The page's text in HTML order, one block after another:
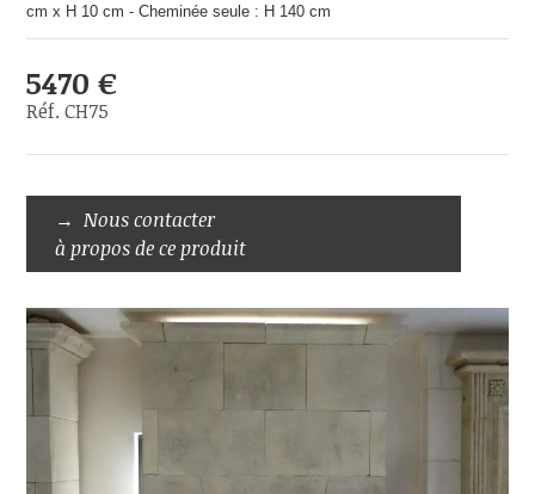
cm x H 10 cm - Cheminée seule : H 140 cm
5470 €
Réf. CH75
Nous contacter
à propos de ce produit